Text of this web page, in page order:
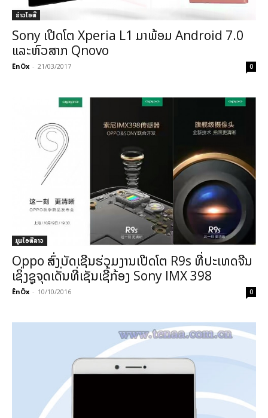
ຂ່າວ​ໄອ​ທີ
Sony ເປີດໂຕ Xperia L1 ມາພ້ອມ Android 7.0
ແລະຫົວສາກ Qnovo
ÊnÖx - 21/03/2017 0
ມູມໄອທີລາວ
Oppo ສົ່ງບັດເຊີນຮ່ວມງານເປີດໂຕ R9s ທີ່ປະເທດຈີນ
ເຊິ່ງຊູຈຸດເດັ່ນທີ່ເຊັນເຊີ້ກ້ອງ Sony IMX 398
ÊnÖx - 10/10/2016 0